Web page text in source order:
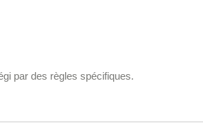
par des règles spécifiques.